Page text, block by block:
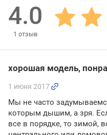
4.0
1 отзыв
хорошая модель,
1 июня 2017
Мы не часто
которым дышим, а зря.
все в порядке, то зимой,